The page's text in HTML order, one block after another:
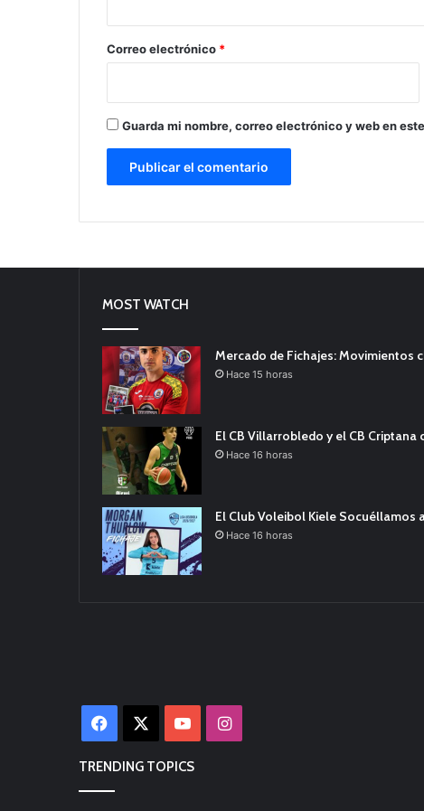
*
Correo electrónico *
Guarda mi nombre, correo electrónico y web en
MOST WATCH
Mercado de Fichajes: Movimientos
Hace 15 horas
El CB Villarrobledo y el CB
Hace 16 horas
El Club Voleibol Kiele
Hace 16 horas
Facebook YouTubeInstagram
TRENDING TOPICS